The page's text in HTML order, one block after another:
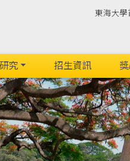
東海大學
究 招生資訊